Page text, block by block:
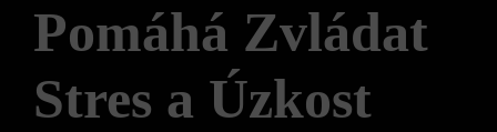
Pomáhá Zvládat
Stres a Úzkost